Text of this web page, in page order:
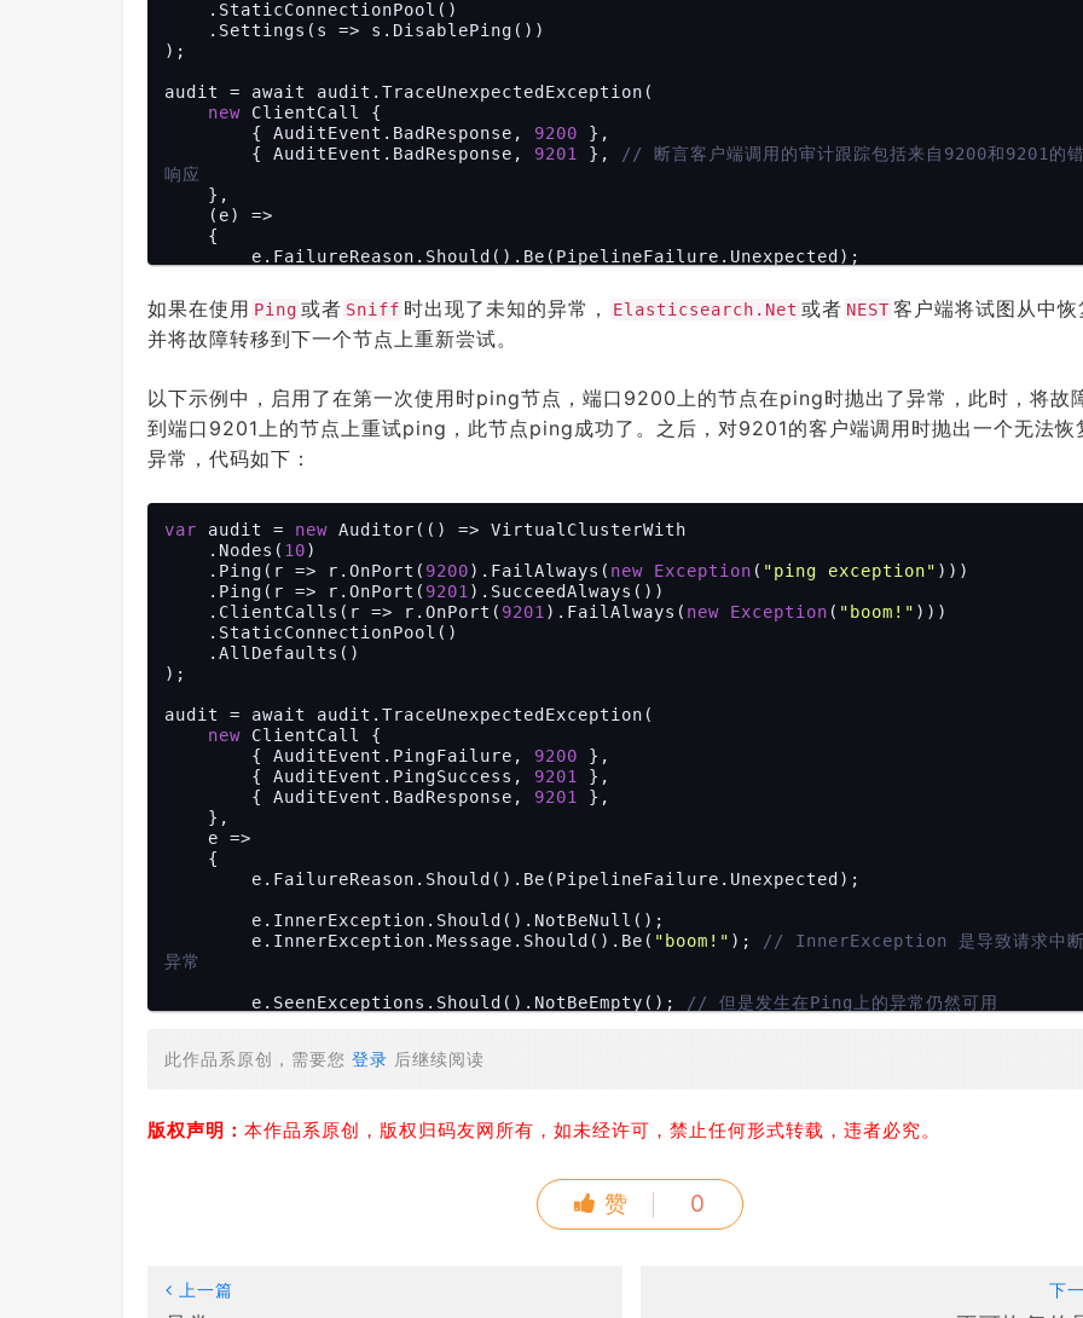
);
audit = await audit.TraceUnexpectedException(
new ClientCall {
        { AuditEvent.BadResponse,
9200 },
        { AuditEvent.BadResponse,
9201 },
// 断言客户端调用的审计跟踪包括来自9200和9201的
响应
        e.InnerException.Message.Should().Be(
    }
如果在使用 Ping 或者 Sniff 时出现了未知的异常， Elasticsearch.Net 或者 NEST 客户端将试图从中恢
并将故障转移到下一个节点上重新尝试。
以下示例中，启用了在第一次使用时ping节点，端口9200上的节点在ping时抛出了异常，此时，将故
到端口9201上的节点上重试ping，此节点ping成功了。之后，对9201的客户端调用时抛出一个无法恢
异常，代码如下：
var audit = new Auditor(() => VirtualClusterWith
    .Nodes(
10)
    .Ping(r => r.OnPort(
9200).FailAlways( new Exception ( "ping exception" )))
    .Ping(r => r.OnPort(
9201 ).SucceedAlways())
    .ClientCalls(r => r.OnPort(
9201 ).FailAlways( new Exception ( "boom!" )))
);
audit = await audit.TraceUnexpectedException(
new ClientCall {
        { AuditEvent.PingFailure,
9200 },
        { AuditEvent.PingSuccess,
9201
},
        { AuditEvent.BadResponse,
9201
},
        e.InnerException.Message.Should().Be(
"boom!" );
// InnerException 是导致请求中
异常
        e.SeenExceptions.Should().NotBeEmpty();
// 但是发生在Ping上的异常仍然可用
        pipelineException.InnerException.Message.Should().Be(
Exception; // 异常可能很难关联到某个时间点，因此可以在异常的审计跟踪中找到异常
此作品系原创，需要您 登录 后继续阅读
版权声明： 本作品系原创，版权归码友网所有，如未经许可，禁止任何形式转载，违者必究。
赞 0
上一篇 下